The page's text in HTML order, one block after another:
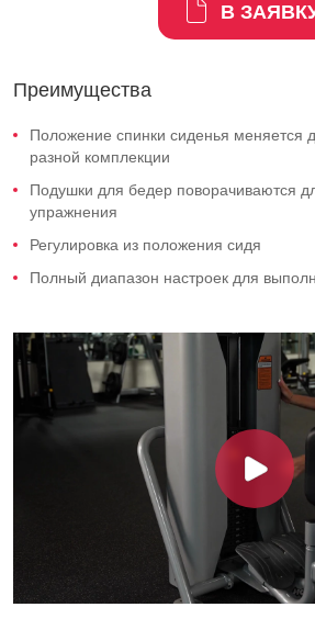
В
Преимущества
Положение спинки сиденья меняется
разной комплекции
Подушки для бедер поворачиваются
упражнения
Регулировка из положения сидя
Полный диапазон настроек для